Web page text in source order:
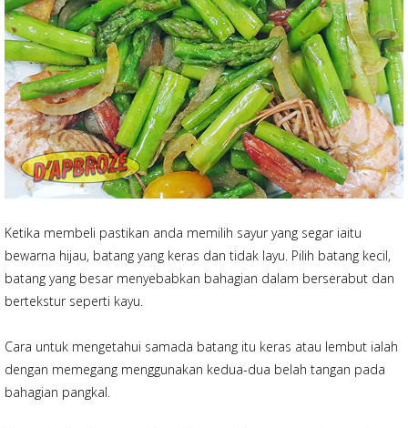
Ketika membeli pastikan anda memilih sayur yang segar iaitu
bewarna hijau, batang yang keras dan tidak layu. Pilih batang kecil,
batang yang besar menyebabkan bahagian dalam berserabut dan
bertekstur seperti kayu.
Cara untuk mengetahui samada batang itu keras atau lembut ialah
dengan memegang menggunakan kedua-dua belah tangan pada
bahagian pangkal.